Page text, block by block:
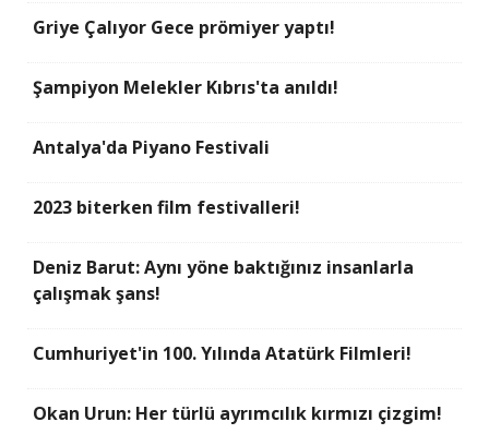
Griye Çalıyor Gece prömiyer yaptı!
Şampiyon Melekler Kıbrıs'ta anıldı!
Antalya'da Piyano Festivali
2023 biterken film festivalleri!
Deniz Barut: Aynı yöne baktığınız insanlarla
çalışmak şans!
Cumhuriyet'in 100. Yılında Atatürk Filmleri!
Okan Urun: Her türlü ayrımcılık kırmızı çizgim!